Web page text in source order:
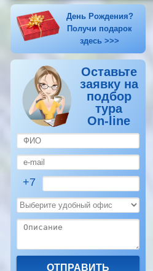
День Рождения?
Получи подарок
здесь >>>
Оставьте
заявку на
подбор
тура
On-line
+7